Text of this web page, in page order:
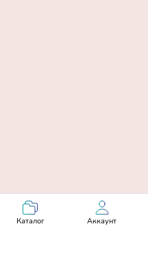
Каталог Аккаунт